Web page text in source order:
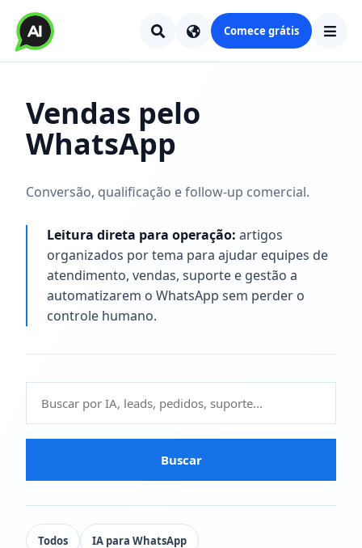
Comece grátis
Vendas pelo
WhatsApp
Conversão, qualificação e follow-up comercial.
Leitura direta para operação: artigos
organizados por tema para ajudar equipes de
atendimento, vendas, suporte e gestão a
automatizarem o WhatsApp sem perder o
controle humano.
Buscar
Todos IA para WhatsApp